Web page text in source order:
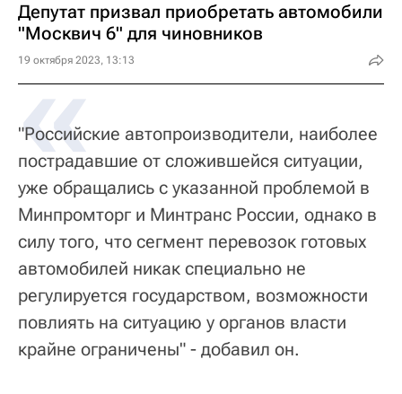
Депутат призвал приобретать автомобили
"Москвич 6" для чиновников
19 октября 2023, 13:13
«
"Российские автопроизводители, наиболее
пострадавшие от сложившейся ситуации,
уже обращались с указанной проблемой в
Минпромторг и Минтранс России, однако в
силу того, что сегмент перевозок готовых
автомобилей никак специально не
регулируется государством, возможности
повлиять на ситуацию у органов власти
крайне ограничены" - добавил он.